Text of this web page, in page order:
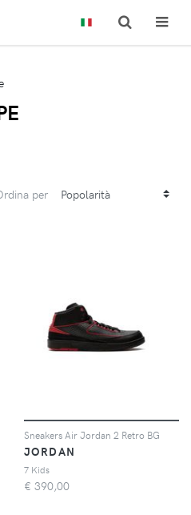
per
Sneakers Air Jordan 2 Retro BG
JORDAN
7 Kids
€ 390,00